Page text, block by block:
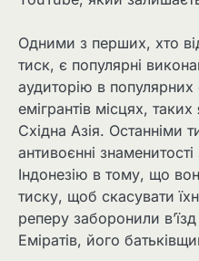
Одними з перших, хто
тиск, є популярні
аудиторію в популярних
емігрантів місцях,
Східна Азія. Останніми
антивоєнні
Індонезію в тому, що
тиску, щоб скасувати
реперу заборонили
Еміратів, його